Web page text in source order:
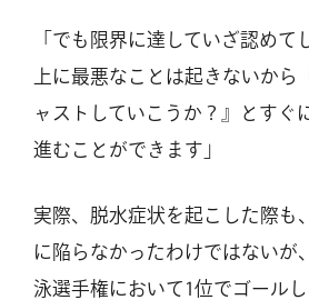
「でも限界に達していざ認めて
上に最悪なことは起きないから
ャストしていこうか？』とすぐ
進むことができます」
実際、脱水症状を起こした際も
に陥らなかったわけではないが
泳選手権において1位でゴール